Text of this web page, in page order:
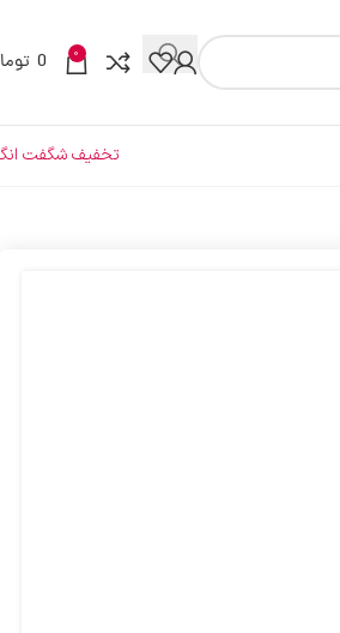
0
0
تخفیف شگفت